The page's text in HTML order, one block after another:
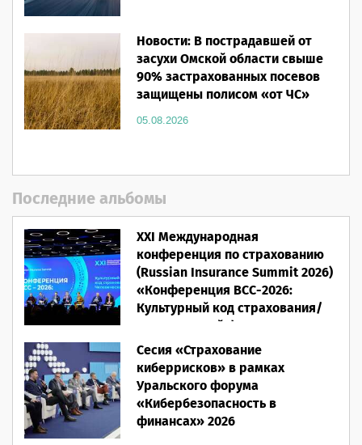
Новости: В пострадавшей от
засухи Омской области свыше
90% застрахованных посевов
защищены полисом «от ЧС»
05.08.2026
Последние альбомы
XXI Международная
конференция по страхованию
(Russian Insurance Summit 2026)
«Конференция ВСС-2026:
Культурный код страхования/
Человеческий фактор»
28.05.2026
Сесия «Страхование
киберрисков» в рамках
Уральского форума
«Кибербезопасность в
финансах» 2026